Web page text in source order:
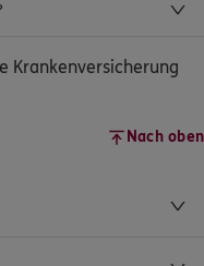
Krankenversicherung
Nach oben